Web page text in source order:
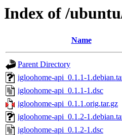
Index of /
Name
Parent Directory
igloohome-api_0.1.1-
igloohome-api_0.1.1-1.dsc
igloohome-api_0.1.1.orig.tar.gz
igloohome-api_0.1.2-
igloohome-api_0.1.2-1.dsc